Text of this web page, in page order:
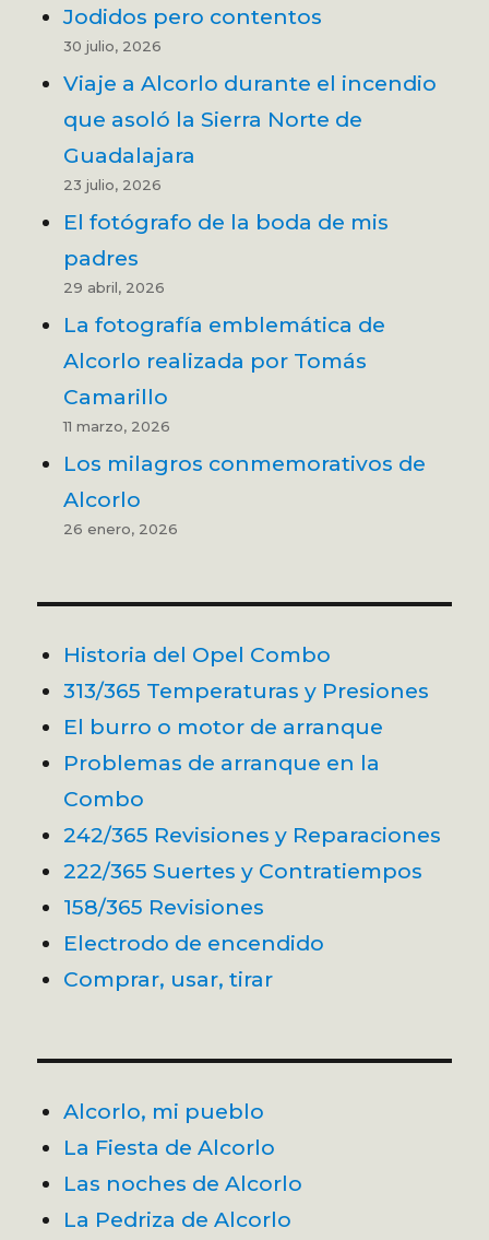
Jodidos pero contentos
30 julio, 2026
Viaje a Alcorlo durante el incendio
que asoló la Sierra Norte de
Guadalajara
23 julio, 2026
El fotógrafo de la boda de mis
padres
29 abril, 2026
La fotografía emblemática de
Alcorlo realizada por Tomás
Camarillo
11 marzo, 2026
Los milagros conmemorativos de
Alcorlo
26 enero, 2026
Historia del Opel Combo
313/365 Temperaturas y Presiones
El burro o motor de arranque
Problemas de arranque en la
Combo
242/365 Revisiones y Reparaciones
222/365 Suertes y Contratiempos
158/365 Revisiones
Electrodo de encendido
Comprar, usar, tirar
Alcorlo, mi pueblo
La Fiesta de Alcorlo
Las noches de Alcorlo
La Pedriza de Alcorlo